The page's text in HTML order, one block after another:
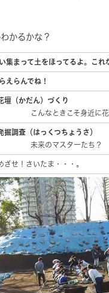
かるかな？
集まって土をほってるよ。これ
えらんでね！
壇（かだん）づくり
こんなときこそ身近に花
掘調査（はっくつちょうさ）
未来のマスターたち？
ざせ！さいたま・・・。